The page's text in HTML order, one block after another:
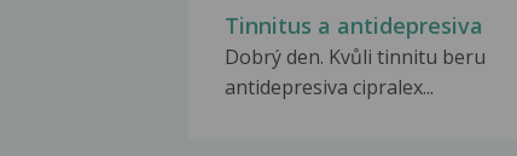
Tinnitus a antidepresiva
Dobrý den. Kvůli tinnitu beru
antidepresiva cipralex...